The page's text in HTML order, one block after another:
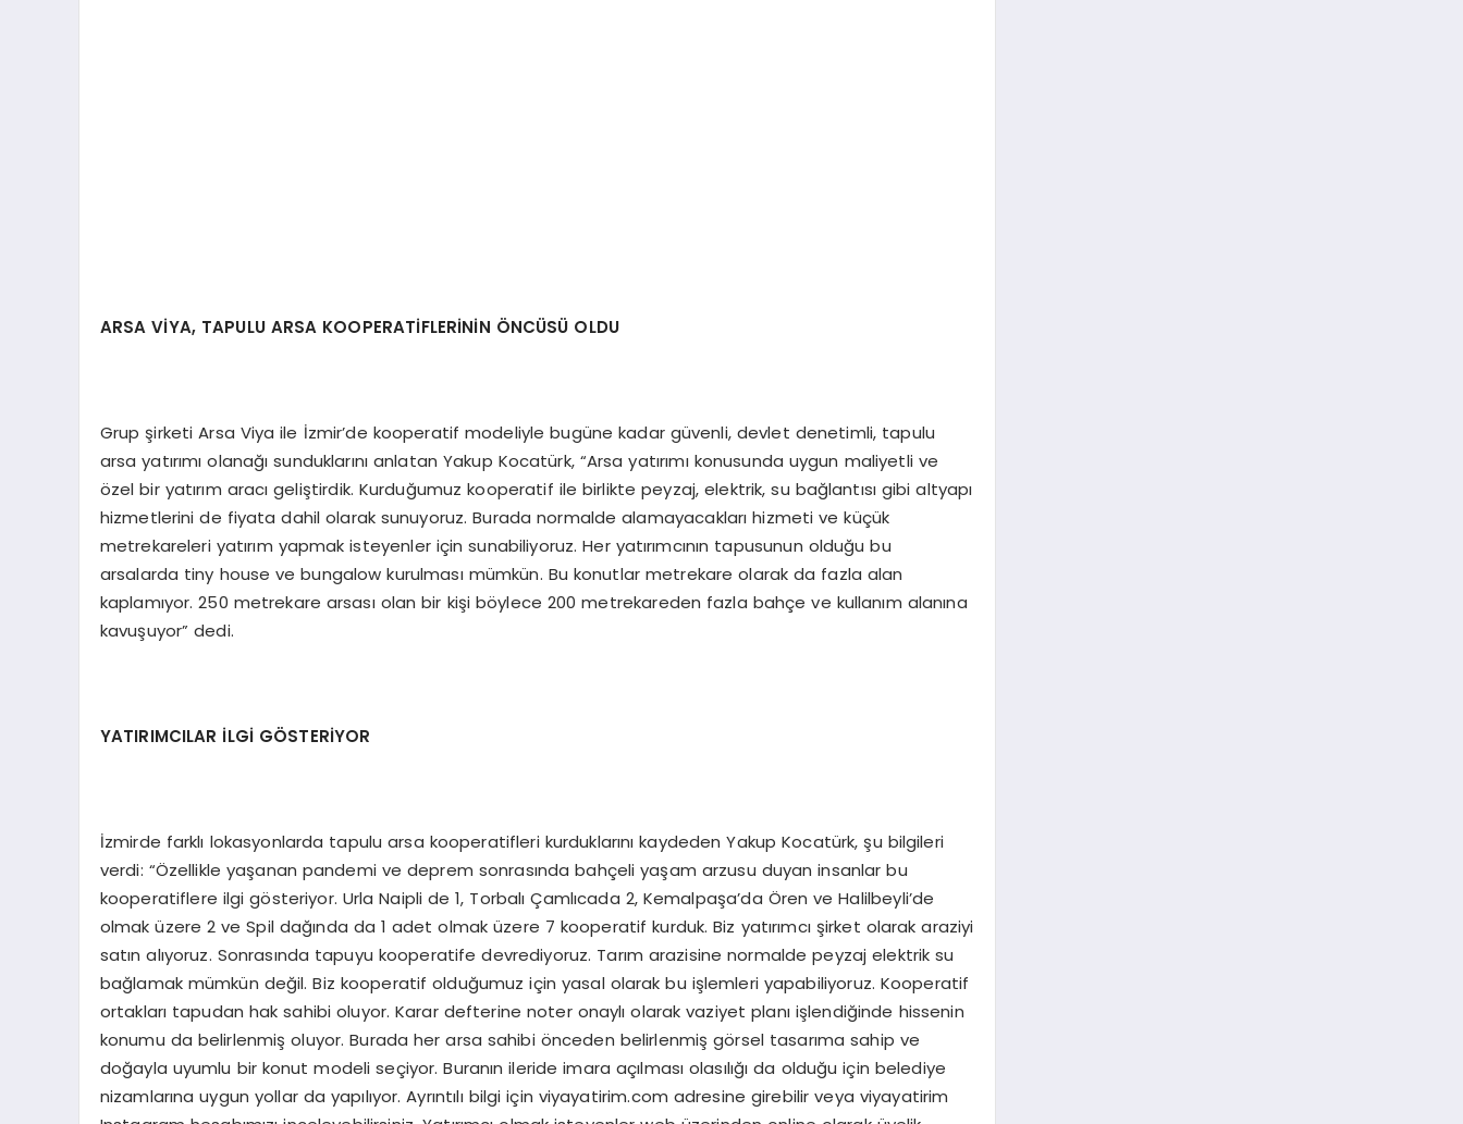
ARSA VİYA, TAPULU ARSA KOOPERATİFLERİNİN ÖNCÜSÜ OLDU
Grup şirketi Arsa Viya ile İzmir’de kooperatif modeliyle bugüne kadar güvenli, devlet denetimli, tapulu
arsa yatırımı olanağı sunduklarını anlatan Yakup Kocatürk, “Arsa yatırımı konusunda uygun maliyetli ve
özel bir yatırım aracı geliştirdik. Kurduğumuz kooperatif ile birlikte peyzaj, elektrik, su bağlantısı gibi altyapı
hizmetlerini de fiyata dahil olarak sunuyoruz. Burada normalde alamayacakları hizmeti ve küçük
metrekareleri yatırım yapmak isteyenler için sunabiliyoruz. Her yatırımcının tapusunun olduğu bu
arsalarda tiny house ve bungalow kurulması mümkün. Bu konutlar metrekare olarak da fazla alan
kaplamıyor. 250 metrekare arsası olan bir kişi böylece 200 metrekareden fazla bahçe ve kullanım alanına
kavuşuyor” dedi.
YATIRIMCILAR İLGİ GÖSTERİYOR
İzmirde farklı lokasyonlarda tapulu arsa kooperatifleri kurduklarını kaydeden Yakup Kocatürk, şu bilgileri
verdi: “Özellikle yaşanan pandemi ve deprem sonrasında bahçeli yaşam arzusu duyan insanlar bu
kooperatiflere ilgi gösteriyor. Urla Naipli de 1, Torbalı Çamlıcada 2, Kemalpaşa’da Ören ve Halilbeyli’de
olmak üzere 2 ve Spil dağında da 1 adet olmak üzere 7 kooperatif kurduk. Biz yatırımcı şirket olarak araziyi
satın alıyoruz. Sonrasında tapuyu kooperatife devrediyoruz. Tarım arazisine normalde peyzaj elektrik su
bağlamak mümkün değil. Biz kooperatif olduğumuz için yasal olarak bu işlemleri yapabiliyoruz. Kooperatif
ortakları tapudan hak sahibi oluyor. Karar defterine noter onaylı olarak vaziyet planı işlendiğinde hissenin
konumu da belirlenmiş oluyor. Burada her arsa sahibi önceden belirlenmiş görsel tasarıma sahip ve
doğayla uyumlu bir konut modeli seçiyor. Buranın ileride imara açılması olasılığı da olduğu için belediye
nizamlarına uygun yollar da yapılıyor. Ayrıntılı bilgi için viyayatirim.com adresine girebilir veya viyayatirim